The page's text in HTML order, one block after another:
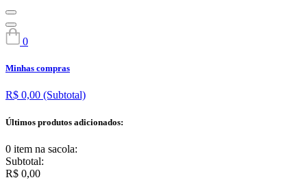
0
Minhas compras
R$ 0,00 (Subtotal)
Últimos produtos adicionados:
0 item na sacola:
Subtotal:
R$ 0,00